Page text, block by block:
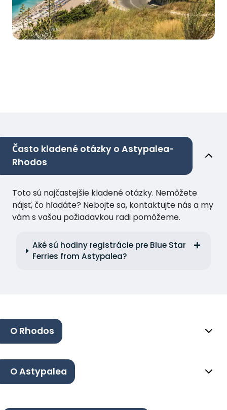
Často kladené otázky o Astypalea-
Rhodos
Toto sú najčastejšie kladené otázky. Nemôžete
nájsť, čo hľadáte? Nebojte sa, kontaktujte nás a my
vám s vašou požiadavkou radi pomôžeme.
Aké sú hodiny registrácie pre Blue Star
Ferries from Astypalea?
O Rhodos
O Astypalea